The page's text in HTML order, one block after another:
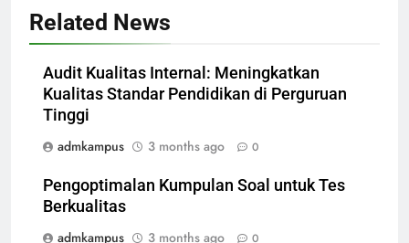
Related News
Audit Kualitas Internal: Meningkatkan
Kualitas Standar Pendidikan di Perguruan
Tinggi
admkampus
3 months ago 0
Pengoptimalan Kumpulan Soal untuk Tes
Berkualitas
admkampus
3 months ago 0